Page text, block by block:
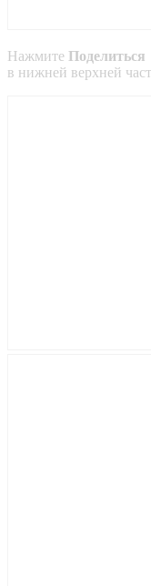
Нажмите Поделиться
в нижней верхней